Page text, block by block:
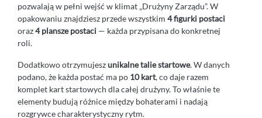
pozwalają w pełni wejść w klimat „Drużyny Zarządu”. W
opakowaniu znajdziesz przede wszystkim 4 figurki postaci
oraz4 plansze postaci — każda przypisana do konkretnej
roli.
Dodatkowo otrzymujeszunikalne talie startowe. W danych
podano, że każda postać ma po 10 kart, co daje razem
komplet kart startowych dla całej drużyny. To właśnie te
elementy budują różnice między bohaterami i nadają
rozgrywce charakterystyczny rytm.